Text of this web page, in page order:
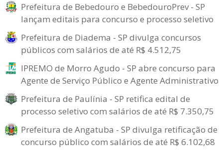
Prefeitura de Bebedouro e BebedouroPrev - SP
lançam editais para concurso e processo seletivo
Prefeitura de Diadema - SP divulga concursos
públicos com salários de até R$ 4.512,75
IPREMO de Morro Agudo - SP abre concurso para
Agente de Serviço Público e Agente Administrativo
Prefeitura de Paulínia - SP retifica edital de
processo seletivo com salários de até R$ 7.350,75
Prefeitura de Angatuba - SP divulga retificação de
concurso público com salários de até R$ 6.102,68